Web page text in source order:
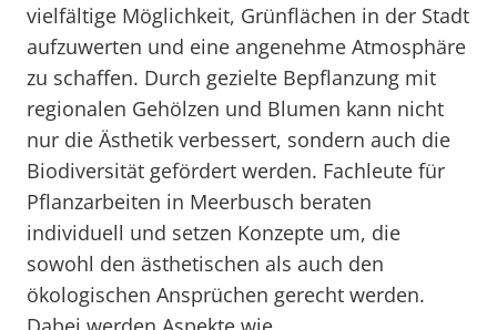
vielfältige Möglichkeit, Grünflächen in der Stadt
aufzuwerten und eine angenehme Atmosphäre
zu schaffen. Durch gezielte Bepflanzung mit
regionalen Gehölzen und Blumen kann nicht
nur die Ästhetik verbessert, sondern auch die
Biodiversität gefördert werden. Fachleute für
Pflanzarbeiten in Meerbusch beraten
individuell und setzen Konzepte um, die
sowohl den ästhetischen als auch den
ökologischen Ansprüchen gerecht werden.